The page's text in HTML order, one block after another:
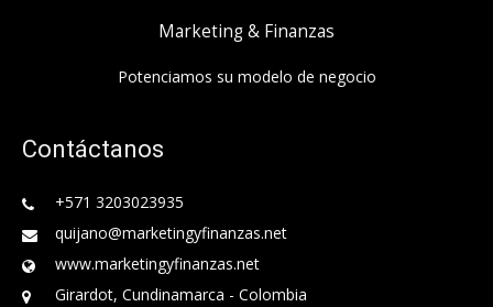
Marketing & Finanzas
Potenciamos su modelo de negocio
Contáctanos
+571 3203023935
quijano@marketingyfinanzas.net
www.marketingyfinanzas.net
Girardot, Cundinamarca - Colombia